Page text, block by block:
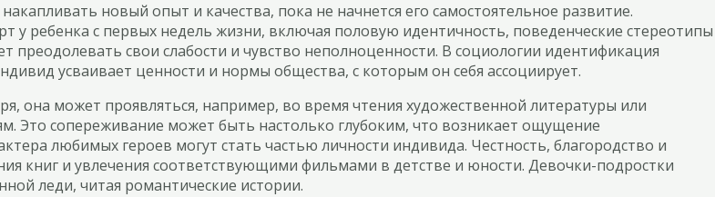
новый опыт и качества, пока не начнется его самостоятельное развитие.
ребенка с первых недель жизни, включая половую идентичность, поведенческие стереотипы
свои слабости и чувство неполноценности. В социологии идентификация
усваивает ценности и нормы общества, с которым он себя ассоциирует.
она может проявляться, например, во время чтения художественной литературы или
Это сопереживание может быть настолько глубоким, что возникает ощущение
любимых героев могут стать частью личности индивида. Честность, благородство и
книг и увлечения соответствующими фильмами в детстве и юности. Девочки-подростки
леди, читая романтические истории.